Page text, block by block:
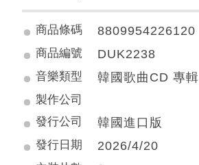
商品條碼 8809954226120
商品編號 DUK2238
音樂類型 韓國歌曲CD 專輯
製作公司
發行公司
韓國進口版
發行日期 2026/4/20